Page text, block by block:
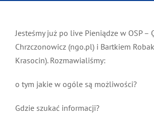
Władze
Ogłoszenia
Działalność
Jesteśmy już po live Pieniądze w OSP –
Chrzczonowicz (ngo.pl) i Bartkiem
Krasocin). Rozmawialiśmy:
o tym jakie w ogóle są możliwości?
Gdzie szukać informacji?